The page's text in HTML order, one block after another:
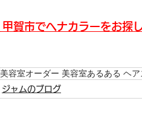
甲賀市でヘナカラーをお探
美容室オーダー 美容室あるある ヘ
ジャムのブログ